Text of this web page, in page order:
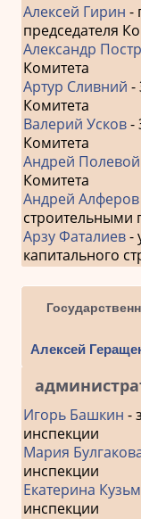
Алексей Гирин -
председателя
Александр
Комитета
Артур Сливний -
Комитета
Валерий Усков-
Комитета
Андрей Полевой
Комитета
Андрей Алферов
строительными
Арзу Фаталиев-
капитального
Алексей
Игорь Башкин -
инспекции
Мария
инспекции
Екатерина
инспекции